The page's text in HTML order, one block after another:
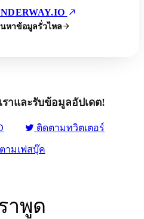
หาข้อมูลรั่วไหล
าและรับข้อมูลอัปเดต!
ติดตามทวิตเตอร์
ามเฟสบุ๊ค
าพูด